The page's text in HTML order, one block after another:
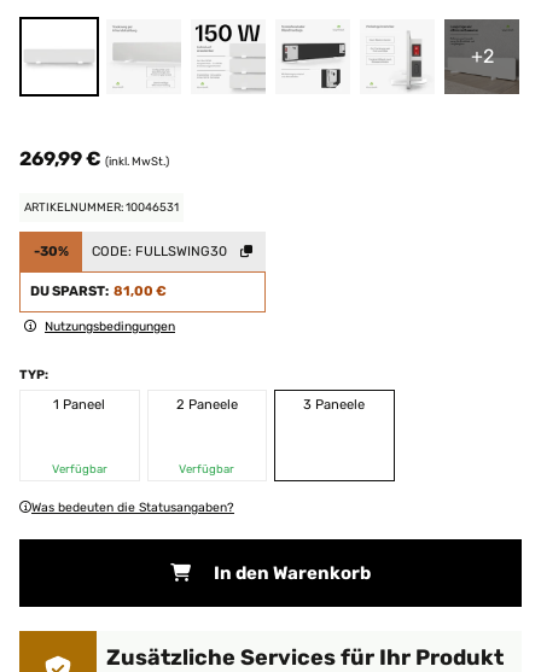
+2
269,99 € (inkl. MwSt.)
ARTIKELNUMMER: 10046531
-30% CODE: FULLSWING30
DU SPARST: 81,00 €
Nutzungsbedingungen
TYP:
1 Paneel
Verfügbar
2 Paneele
Verfügbar
3 Paneele
Was bedeuten die Statusangaben?
In den Warenkorb
Zusätzliche Services für Ihr Produkt